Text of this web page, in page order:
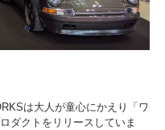
は大人が童心にかえり「ワ
ダクトをリリースしていま